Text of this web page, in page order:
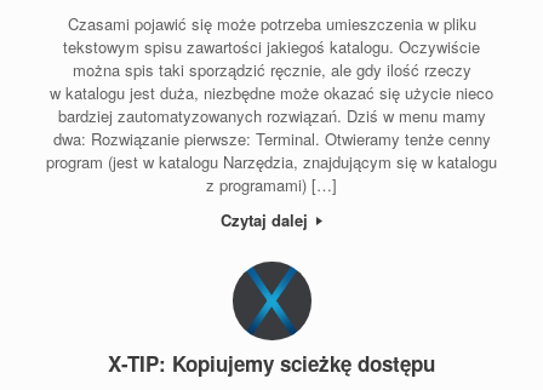
Czasami pojawić się może potrzeba umieszczenia w pliku
tekstowym spisu zawartości jakiegoś katalogu. Oczywiście
można spis taki sporządzić ręcznie, ale gdy ilość rzeczy
w katalogu jest duża, niezbędne może okazać się użycie nieco
bardziej zautomatyzowanych rozwiązań. Dziś w menu mamy
dwa: Rozwiązanie pierwsze: Terminal. Otwieramy tenże cenny
program (jest w katalogu Narzędzia, znajdującym się w katalogu
z programami) […]
Czytaj dalej
X-TIP: Kopiujemy scieżkę dostępu